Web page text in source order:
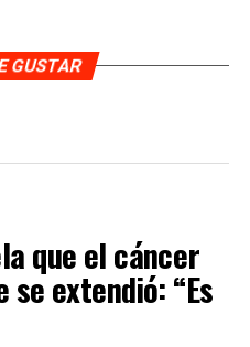
GUSTAR
que el cáncer
extendió: “Es